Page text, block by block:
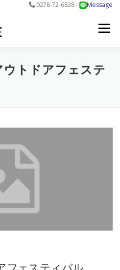
0278-72-6838 -
Message
メニュー
DNについて 最新情報
トドアフェステ
フェスティバル